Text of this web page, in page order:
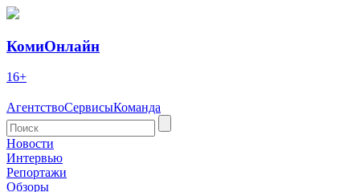
КомиОнлайн
16+
АгентствоСервисыКоманда
Новости
Интервью
Репортажи
Обзоры